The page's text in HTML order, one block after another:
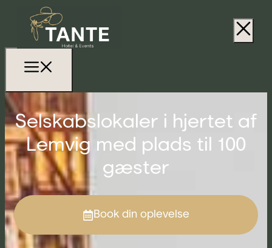
Selskabslokaler i hjertet af
Lemvig med plads til 100
gæster
Book din oplevelse